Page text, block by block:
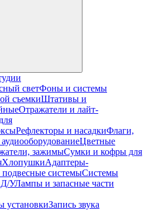
светФоны и системы
съемкиШтативы и
Отражатели и лайт-
Рефлекторы и насадкиФлаги,
Цветные
зажимыСумки и кофры для
ХлопушкиАдаптеры-
системыСистемы
Д/УЛампы и запасные части
установкиЗапись звука